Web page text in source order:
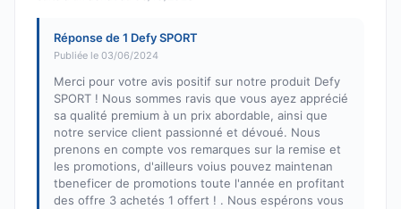
Réponse de 1 Defy SPORT
Publiée le 03/06/2024
Merci pour votre avis positif sur notre produit Defy
SPORT ! Nous sommes ravis que vous ayez apprécié
sa qualité premium à un prix abordable, ainsi que
notre service client passionné et dévoué. Nous
prenons en compte vos remarques sur la remise et
les promotions, d'ailleurs voius pouvez maintenan
tbeneficer de promotions toute l'année en profitant
des offre 3 achetés 1 offert ! . Nous espérons vous